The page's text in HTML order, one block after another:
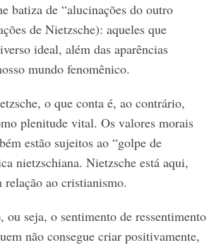
batiza de “alucinações do outro
de Nietzsche): aqueles que
ideal, além das aparências
mundo fenomênico.
o que conta é, ao contrário,
plenitude vital. Os valores morais
estão sujeitos ao “golpe de
nietzschiana. Nietzsche está aqui,
relação ao cristianismo.
ou seja, o sentimento de ressentimento
não consegue criar positivamente,